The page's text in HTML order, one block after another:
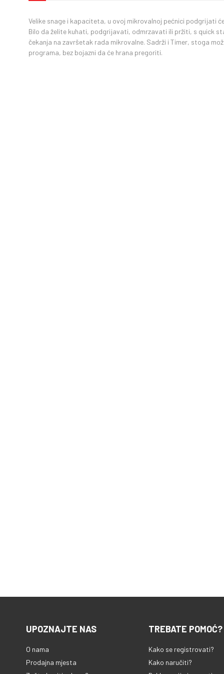
Velike snage i kapaciteta, u ovoj mikrovalnoj pećnici podgrijati
Bilo da želite kuhati, podgrijavati, odmrzavati ili pržiti, s quick
čekanja na završetak rada mikrovalne. Sadrži i Timer, stoga
programa, bez bojazni da će hrana pregoriti.
UPOZNAJTE NAS
O nama
Prodajna mjesta
TREBATE POMOĆ?
Kako se registrovati?
Kako naručiti?